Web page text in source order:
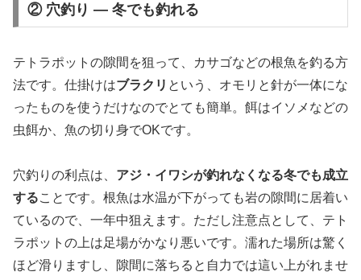
② 穴釣り — 冬でも釣れる
テトラポットの隙間を狙って、カサゴなどの根魚を釣る方
法です。仕掛けはブラクリ という、オモリと針が一体にな
ったものを使うだけなのでとても簡単。餌はイソメなどの
虫餌か、魚の切り身でOKです。
穴釣りの利点は、 アジ・イワシが釣れなくなる冬でも成立
することです。根魚は水温が下がっても岩の隙間に居着い
ているので、一年中狙えます。ただし注意点として、テト
ラポットの上は足場がかなり悪いです。濡れた場所は驚く
ほど滑りますし、隙間に落ちると自力では這い上がれませ